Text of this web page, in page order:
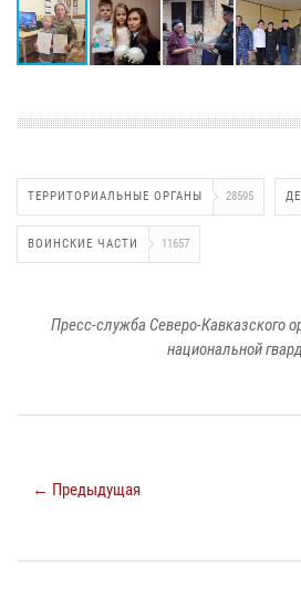
ТЕРРИТОРИАЛЬНЫЕ ОРГАНЫ 28595
ВОИНСКИЕ ЧАСТИ 11657
Пресс-служба Северо-Кавказского
национальной
← Предыдущая